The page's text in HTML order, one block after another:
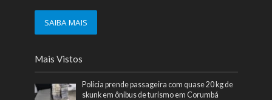
SAIBA MAIS
Mais Vistos
Polícia prende passageira com quase 20 kg de
skunk em ônibus de turismo em Corumbá